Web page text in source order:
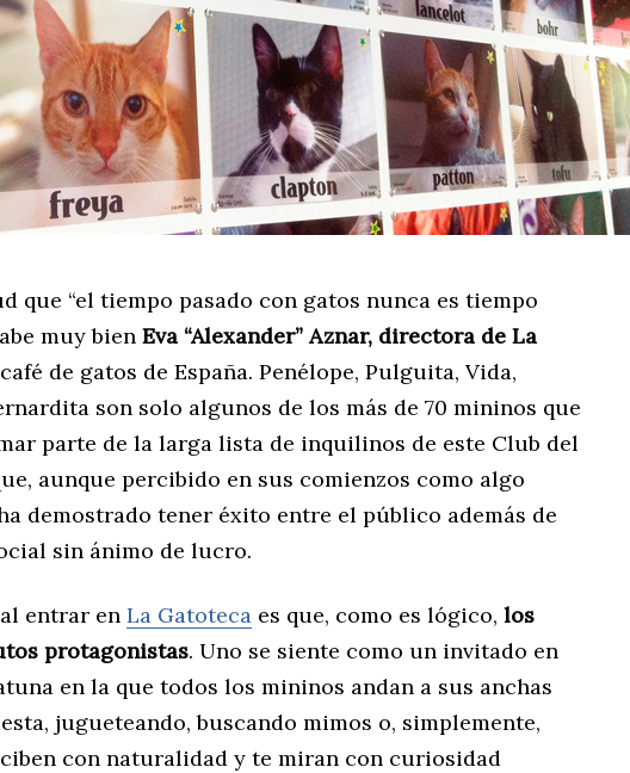
que “el tiempo pasado con gatos nunca es tiempo
muy bien Eva “Alexander” Aznar, directora de La
de gatos de España. Penélope, Pulguita, Vida,
son solo algunos de los más de 70 mininos que
parte de la larga lista de inquilinos de este Club del
aunque percibido en sus comienzos como algo
demostrado tener éxito entre el público además de
sin ánimo de lucro.
entrar en La Gatoteca es que, como es lógico, los
protagonistas. Uno se siente como un invitado en
en la que todos los mininos andan a sus anchas
jugueteando, buscando mimos o, simplemente,
con naturalidad y te miran con curiosidad